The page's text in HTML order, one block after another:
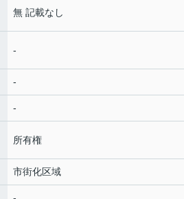
無 記載なし
-
-
-
所有権
市街化区域